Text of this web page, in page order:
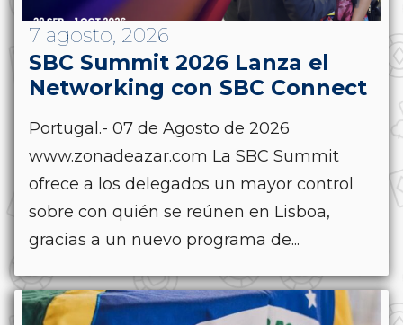
7 agosto, 2026
SBC Summit 2026 Lanza el
Networking con SBC Connect
Portugal.- 07 de Agosto de 2026
www.zonadeazar.com La SBC Summit
ofrece a los delegados un mayor control
sobre con quién se reúnen en Lisboa,
gracias a un nuevo programa de...